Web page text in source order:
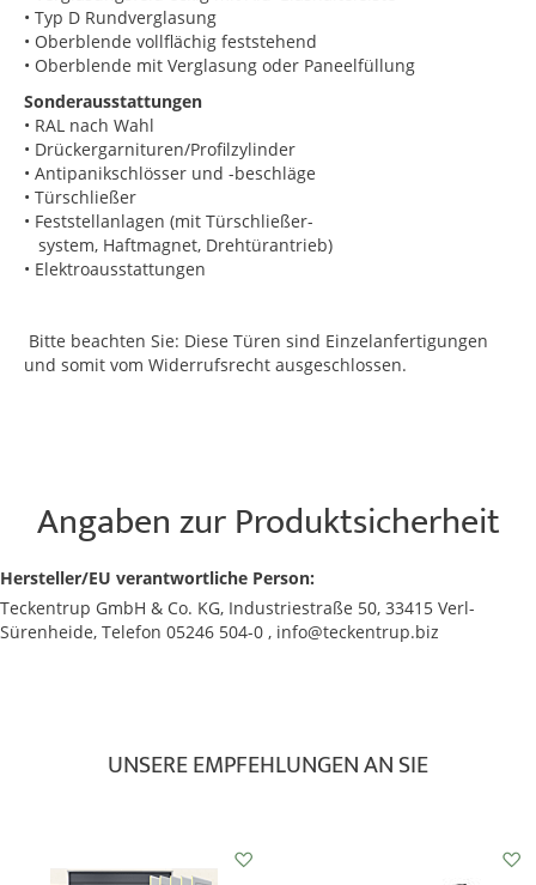
• Typ D Rundverglasung
• Oberblende vollflächig feststehend
• Oberblende mit Verglasung oder Paneelfüllung
Sonderausstattungen
• RAL nach Wahl
• Drückergarnituren/Profilzylinder
• Antipanikschlösser und -beschläge
• Türschließer
• Feststellanlagen (mit Türschließer-
system, Haftmagnet, Drehtürantrieb)
• Elektroausstattungen
Bitte beachten Sie: Diese Türen sind Einzelanfertigungen
und somit vom Widerrufsrecht ausgeschlossen.
Angaben zur Produktsicherheit
Hersteller/EU verantwortliche Person:
Teckentrup GmbH & Co. KG, Industriestraße 50, 33415 Verl-
Sürenheide, Telefon 05246 504-0 , info@teckentrup.biz
UNSERE EMPFEHLUNGEN AN SIE